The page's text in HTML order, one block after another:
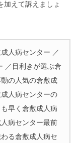
加えて訴えましょ
人病センター ／
／目利きが選ぶ倉
の人気の倉敷成
人病センターの
早く倉敷成人病
病センター最前
る倉敷成人病セ